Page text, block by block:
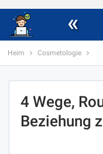
«
Heim Cosmetologie
4 Wege,
Beziehung